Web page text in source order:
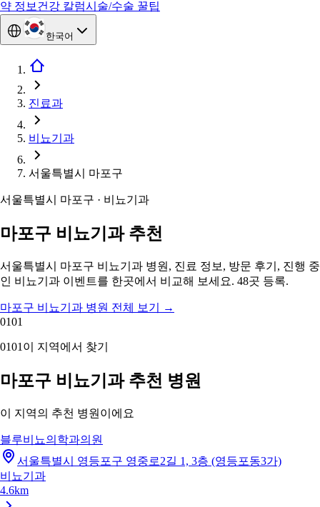
약 정보 건강 칼럼시술/수술 꿀팁
한국어
진료과
비뇨기과
서울특별시 마포구
서울특별시 마포구 · 비뇨기과
마포구 비뇨기과 추천
서울특별시 마포구 비뇨기과 병원, 진료 정보, 방문 후기, 진행 중
인 비뇨기과 이벤트를 한곳에서 비교해 보세요. 48곳 등록.
마포구 비뇨기과 병원 전체 보기
→
0101
0101 이 지역에서 찾기
마포구 비뇨기과 추천 병원
이 지역의 추천 병원이에요
블루비뇨의학과의원
서울특별시 영등포구 영중로2길 1, 3층 (영등포동3가)
비뇨기과
4.6km